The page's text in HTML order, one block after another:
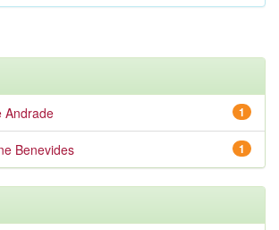
1
Andrade
1
Benevides